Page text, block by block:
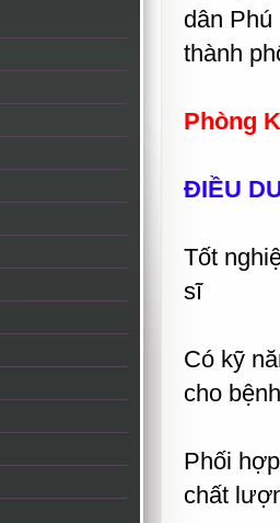
dân
thành
Phòng
ĐIỀU
Tốt
sĩ
Có kỹ
cho
Phối
chất